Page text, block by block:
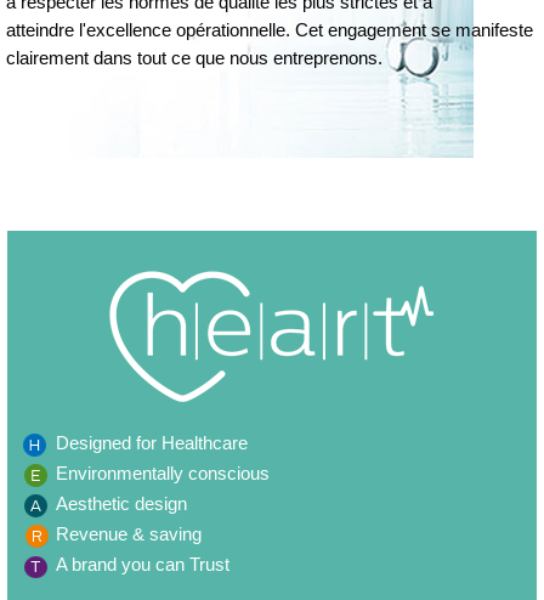
atteindre l'excellence opérationnelle. Cet engagement se manifeste
clairement dans tout ce que nous entreprenons.
Designed for Healthcare
Environmentally conscious
Aesthetic design
Revenue & saving
A brand you can Trust